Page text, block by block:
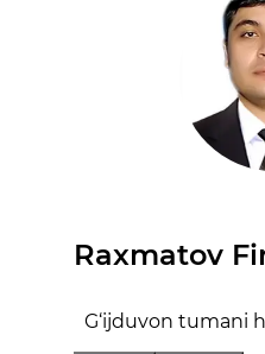
Raxmatov
G‘ijduvon tumani